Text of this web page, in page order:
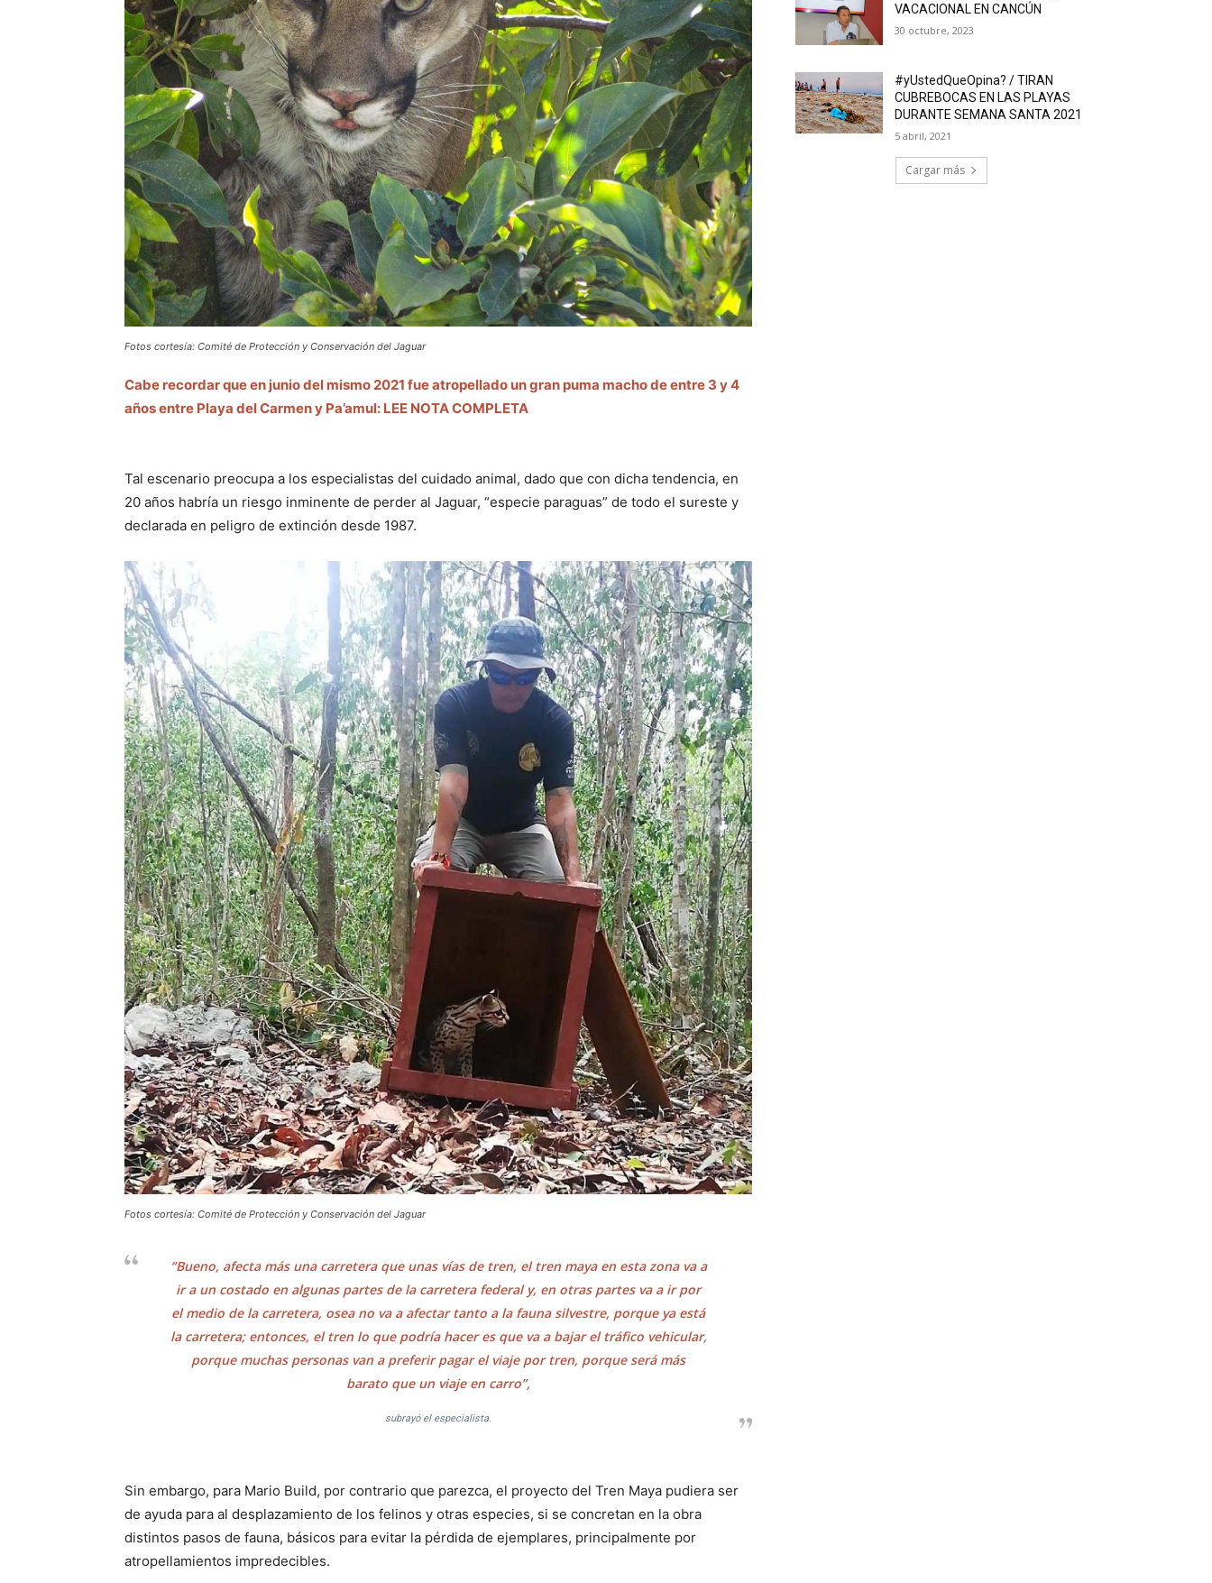
Fotos cortesía: Comité de Protección y Conservación del Jaguar
Cabe recordar que en junio del mismo 2021 fue atropellado un gran puma macho de entre 3 y 4
años entre Playa del Carmen y Pa’amul: LEE NOTA COMPLETA
Tal escenario preocupa a los especialistas del cuidado animal, dado que con dicha tendencia, en
20 años habría un riesgo inminente de perder al Jaguar, “especie paraguas” de todo el sureste y
declarada en peligro de extinción desde 1987.
Fotos cortesía: Comité de Protección y Conservación del Jaguar
“Bueno, afecta más una carretera que unas vías de tren, el tren maya en esta zona va a
ir a un costado en algunas partes de la carretera federal y, en otras partes va a ir por
el medio de la carretera, osea no va a afectar tanto a la fauna silvestre, porque ya está
la carretera; entonces, el tren lo que podría hacer es que va a bajar el tráfico vehicular,
porque muchas personas van a preferir pagar el viaje por tren, porque será más
barato que un viaje en carro”,
subrayó el especialista.
Sin embargo, para Mario Build, por contrario que parezca, el proyecto del Tren Maya pudiera ser
de ayuda para al desplazamiento de los felinos y otras especies, si se concretan en la obra
distintos pasos de fauna, básicos para evitar la pérdida de ejemplares, principalmente por
atropellamientos impredecibles.
VACACIONAL EN CANCÚN
30 octubre, 2023
#yUstedQueOpina? / TIRAN
CUBREBOCAS EN LAS PLAYAS
DURANTE SEMANA SANTA 2021
5 abril, 2021
Cargar más